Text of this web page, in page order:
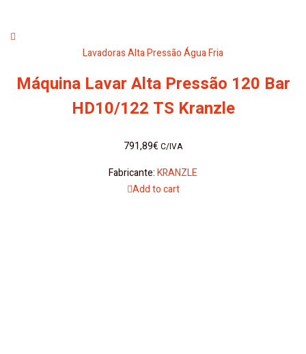
Lavadoras Alta Pressão Água Fria
Máquina Lavar Alta Pressão 120 Bar
HD10/122 TS Kranzle
791,89€ C/IVA
Fabricante:KRANZLE
Add to cart